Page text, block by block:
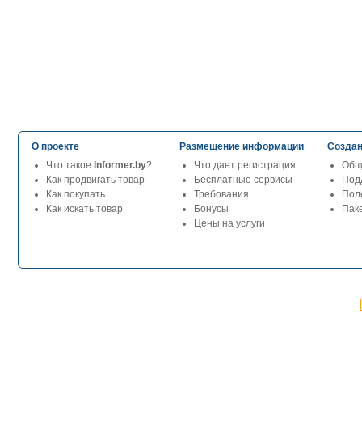
О проекте
Что такое Informer.by?
Как продвигать товар
Как покупать
Как искать товар
Размещение информации
Что дает регистрация
Бесплатные сервисы
Требования
Бонусы
Цены на услуги